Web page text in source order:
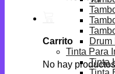
Carrito
No hay
Drum
Tinta Para
Tinta